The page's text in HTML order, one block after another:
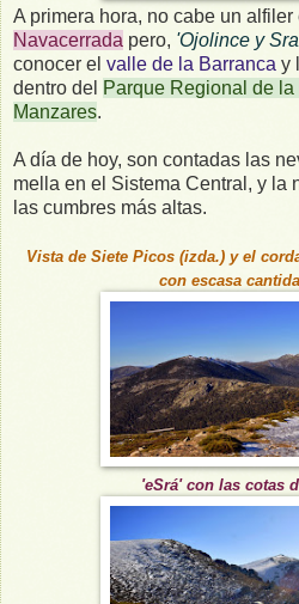
A primera hora, no cabe un alfiler
Navacerrada pero, 'Ojolince y
conocer el valle de la Barranca y
dentro del Parque Regional de la
Manzares.
A día de hoy, son contadas las
mella en el Sistema Central, y la
las cumbres más altas.
Vista de Siete Picos (izda.) y el
con escasa
'eSrá' con las cotas